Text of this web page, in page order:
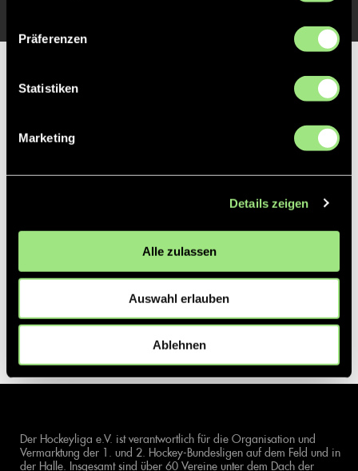
Präferenzen
Statistiken
Marketing
Details zeigen
Alle zulassen
Auswahl erlauben
Ablehnen
Der Hockeyliga e.V. ist verantwortlich für die Organisation und
Vermarktung der 1. und 2. Hockey-Bundesligen auf dem Feld und in
der Halle. Insgesamt sind über 60 Vereine unter dem Dach der